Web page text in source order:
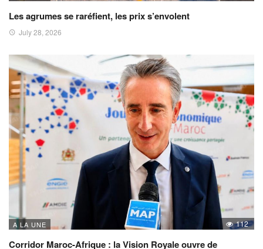
Les agrumes se raréfient, les prix s’envolent
July 28, 2026
A LA UNE 112
Corridor Maroc-Afrique : la Vision Royale ouvre de